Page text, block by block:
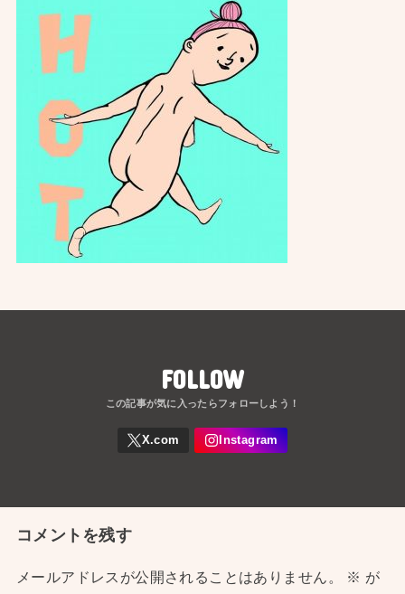
FOLLOW
コメントを残す
メールアドレスが公開されることはありません。 ※ が